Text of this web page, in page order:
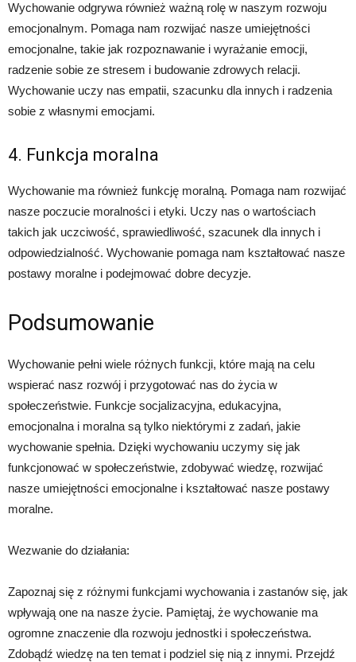
Wychowanie odgrywa również ważną rolę w naszym rozwoju
emocjonalnym. Pomaga nam rozwijać nasze umiejętności
emocjonalne, takie jak rozpoznawanie i wyrażanie emocji,
radzenie sobie ze stresem i budowanie zdrowych relacji.
Wychowanie uczy nas empatii, szacunku dla innych i radzenia
sobie z własnymi emocjami.
4. Funkcja moralna
Wychowanie ma również funkcję moralną. Pomaga nam rozwijać
nasze poczucie moralności i etyki. Uczy nas o wartościach
takich jak uczciwość, sprawiedliwość, szacunek dla innych i
odpowiedzialność. Wychowanie pomaga nam kształtować nasze
postawy moralne i podejmować dobre decyzje.
Podsumowanie
Wychowanie pełni wiele różnych funkcji, które mają na celu
wspierać nasz rozwój i przygotować nas do życia w
społeczeństwie. Funkcje socjalizacyjna, edukacyjna,
emocjonalna i moralna są tylko niektórymi z zadań, jakie
wychowanie spełnia. Dzięki wychowaniu uczymy się jak
funkcjonować w społeczeństwie, zdobywać wiedzę, rozwijać
nasze umiejętności emocjonalne i kształtować nasze postawy
moralne.
Wezwanie do działania:
Zapoznaj się z różnymi funkcjami wychowania i zastanów się, jak
wpływają one na nasze życie. Pamiętaj, że wychowanie ma
ogromne znaczenie dla rozwoju jednostki i społeczeństwa.
Zdobądź wiedzę na ten temat i podziel się nią z innymi. Przejdź